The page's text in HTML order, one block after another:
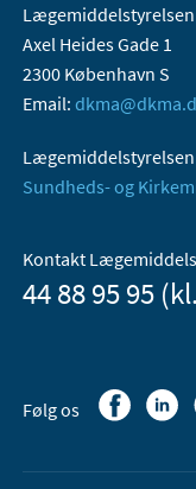
Lægemiddelstyrelsen
Axel Heides Gade 1
2300 København S
Email:
Sundheds- og
Kontakt
44 88 95 95
Følg os